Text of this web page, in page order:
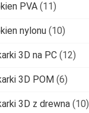
PVA (11)
nylonu (10)
3D na PC (12)
3D POM (6)
3D z drewna (10)